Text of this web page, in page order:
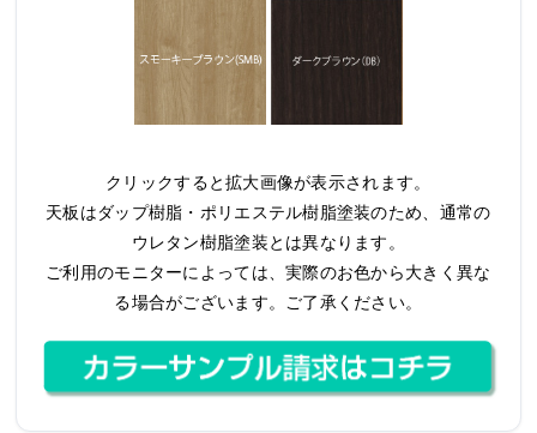
クリックすると拡大画像が表示されます。
天板はダップ樹脂・ポリエステル樹脂塗装のため、通常の
ウレタン樹脂塗装とは異なります。
ご利用のモニターによっては、実際のお色から大きく異な
る場合がございます。ご了承ください。